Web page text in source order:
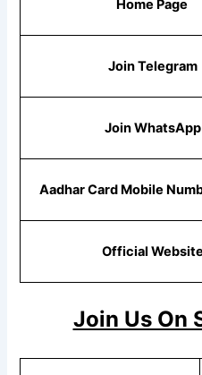
Home Page
Join Telegram
Join WhatsApp
Aadhar Card Mobile
Official Website
Join Us On